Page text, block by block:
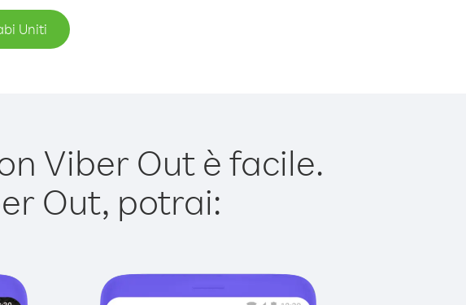
Uniti
Viber Out è facile.
Out, potrai: